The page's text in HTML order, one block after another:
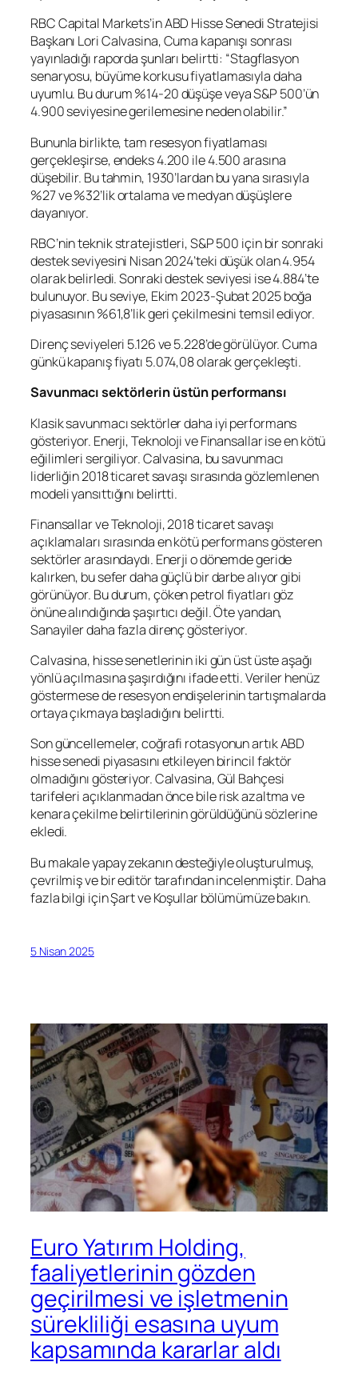
RBC Capital Markets’in ABD Hisse Senedi Stratejisi
Başkanı Lori Calvasina, Cuma kapanışı sonrası
yayınladığı raporda şunları belirtti: “Stagflasyon
senaryosu, büyüme korkusu fiyatlamasıyla daha
uyumlu. Bu durum %14-20 düşüşe veya S&P 500’ün
4.900 seviyesine gerilemesine neden olabilir.”
Bununla birlikte, tam resesyon fiyatlaması
gerçekleşirse, endeks 4.200 ile 4.500 arasına
düşebilir. Bu tahmin, 1930’lardan bu yana sırasıyla
%27 ve %32’lik ortalama ve medyan düşüşlere
dayanıyor.
RBC’nin teknik stratejistleri, S&P 500 için bir sonraki
destek seviyesini Nisan 2024’teki düşük olan 4.954
olarak belirledi. Sonraki destek seviyesi ise 4.884’te
bulunuyor. Bu seviye, Ekim 2023-Şubat 2025 boğa
piyasasının %61,8’lik geri çekilmesini temsil ediyor.
Direnç seviyeleri 5.126 ve 5.228’de görülüyor. Cuma
günkü kapanış fiyatı 5.074,08 olarak gerçekleşti.
Savunmacı sektörlerin üstün performansı
Klasik savunmacı sektörler daha iyi performans
gösteriyor. Enerji, Teknoloji ve Finansallar ise en kötü
eğilimleri sergiliyor. Calvasina, bu savunmacı
liderliğin 2018 ticaret savaşı sırasında gözlemlenen
modeli yansıttığını belirtti.
Finansallar ve Teknoloji, 2018 ticaret savaşı
açıklamaları sırasında en kötü performans gösteren
sektörler arasındaydı. Enerji o dönemde geride
kalırken, bu sefer daha güçlü bir darbe alıyor gibi
görünüyor. Bu durum, çöken petrol fiyatları göz
önüne alındığında şaşırtıcı değil. Öte yandan,
Sanayiler daha fazla direnç gösteriyor.
Calvasina, hisse senetlerinin iki gün üst üste aşağı
yönlü açılmasına şaşırdığını ifade etti. Veriler henüz
göstermese de resesyon endişelerinin tartışmalarda
ortaya çıkmaya başladığını belirtti.
Son güncellemeler, coğrafi rotasyonun artık ABD
hisse senedi piyasasını etkileyen birincil faktör
olmadığını gösteriyor. Calvasina, Gül Bahçesi
tarifeleri açıklanmadan önce bile risk azaltma ve
kenara çekilme belirtilerinin görüldüğünü sözlerine
ekledi.
Bu makale yapay zekanın desteğiyle oluşturulmuş,
çevrilmiş ve bir editör tarafından incelenmiştir. Daha
fazla bilgi için Şart ve Koşullar bölümümüze bakın.
5 Nisan 2025
Euro Yatırım Holding,
faaliyetlerinin gözden
geçirilmesi ve işletmenin
sürekliliği esasına uyum
kapsamında kararlar aldı